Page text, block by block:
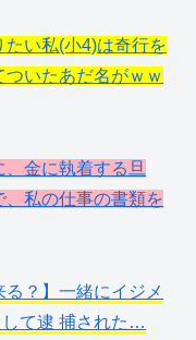
たい私(小4)は奇行を
いたあだ名がｗｗ
、金に執着する旦
私の仕事の書類を
る？】一緒にイジメ
して逮 捕された…